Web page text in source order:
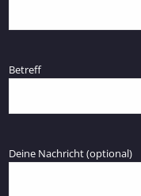
Betreff
Deine Nachricht (optional)